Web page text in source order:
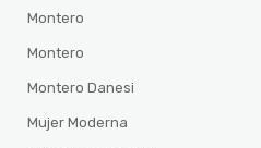
Montero
Montero
Montero Danesi
Mujer Moderna